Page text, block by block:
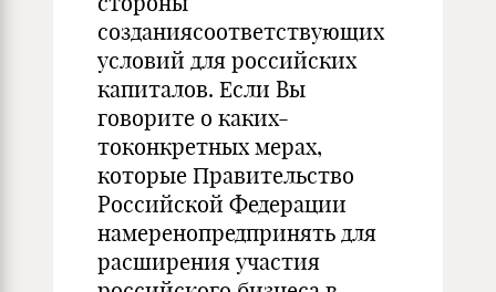
созданиясоответствующих
условий для российских
капиталов. Если Вы
говорите о каких-
токонкретных мерах,
которые Правительство
Российской Федерации
намеренопредпринять для
расширения участия